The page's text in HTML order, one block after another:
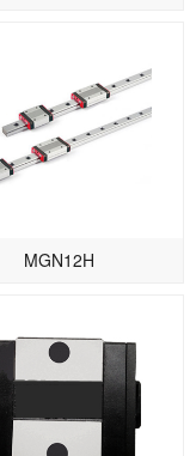
MGN12H